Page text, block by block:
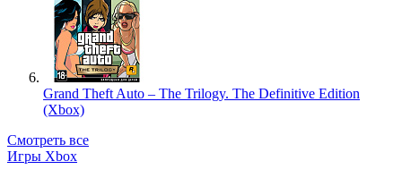
Grand Theft Auto – The Trilogy. The Definitive Edition
(Xbox)
Смотреть все
Игры Xbox